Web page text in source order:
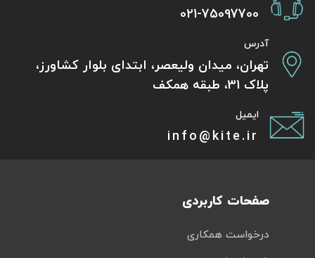
021-75097700
آدرس
تهران، میدان ولیعصر، ابتدای بلوار کشاورز،
پلاک 31، طبقه همکف
ایمیل
info@kite.ir
صفحات کاربردی
درخواست همکاری